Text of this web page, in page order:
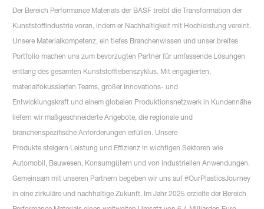
Der Bereich Performance Materials der BASF treibt die Transformation der
Kunststoffindustrie voran, indem er Nachhaltigkeit mit Hochleistung vereint.
Unsere Materialkompetenz, ein tiefes Branchenwissen und unser breites
Portfolio machen uns zum bevorzugten Partner für umfassende Lösungen
entlang des gesamten Kunststofflebenszyklus. Mit engagierten,
materialfokussierten Teams, großer Innovations- und
Entwicklungskraft und einem globalen Produktionsnetzwerk in Kundennähe
liefern wir maßgeschneiderte Angebote, die regionale und
branchenspezifische Anforderungen erfüllen. Unsere
Produkte steigern Leistung und Effizienz in wichtigen Sektoren wie
Automobil, Bauwesen, Konsumgütern und von industriellen Anwendungen.
Gemeinsam mit unseren Partnern begeben wir uns auf #OurPlasticsJourney
in eine zirkuläre und nachhaltige Zukunft. Im Jahr 2025 erzielte der Bereich